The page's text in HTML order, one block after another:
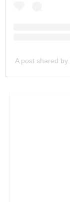
A post shared